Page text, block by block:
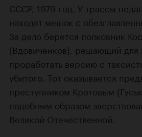
СССР, 1979 год. У трассы
находят мешок с
За дело берется полковник
(Вдовиченков), решающий для
проработать версию с
убитого. Тот оказывается
преступником Кротовым
подобным образом
Великой Отечественной.